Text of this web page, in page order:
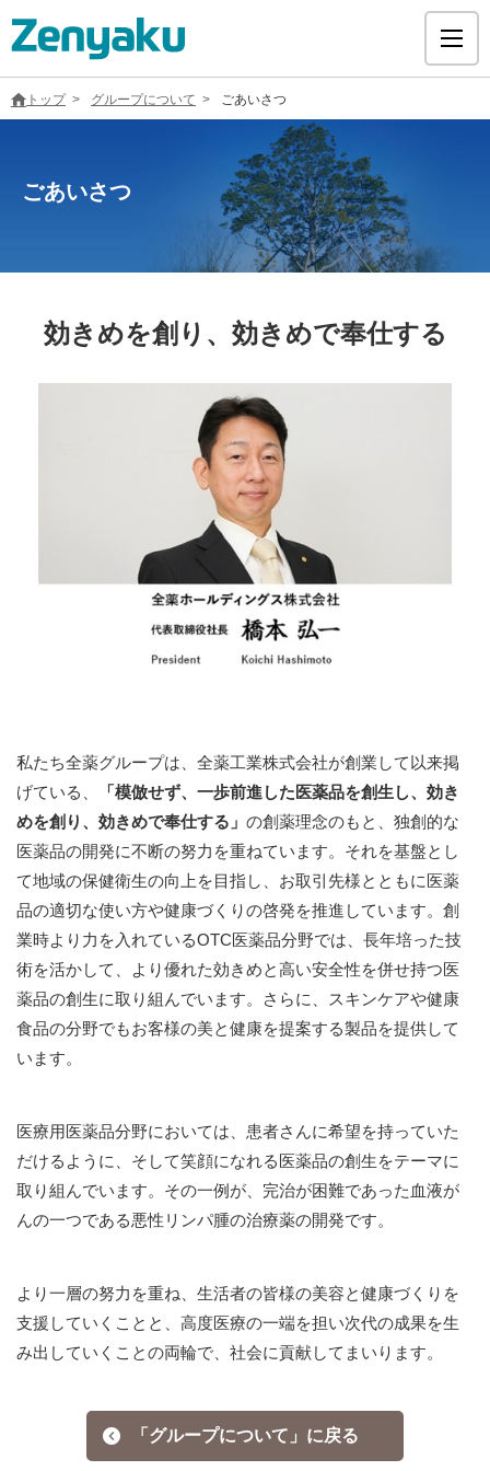
グループについて
サステナビリティ
ヘルスケア
トップ グループについて ごあいさつ
ごあいさつ
効きめを創り、効きめで奉仕する
私たち全薬グループは、全薬工業株式会社が創業して以来掲
げている、
「模倣せず、一歩前進した医薬品を創生し、効き
めを創り、効きめで奉仕する」 の創薬理念のもと、独創的な
医薬品の開発に不断の努力を重ねています。それを基盤とし
て地域の保健衛生の向上を目指し、お取引先様とともに医薬
品の適切な使い方や健康づくりの啓発を推進しています。創
業時より力を入れているOTC医薬品分野では、長年培った技
術を活かして、より優れた効きめと高い安全性を併せ持つ医
薬品の創生に取り組んでいます。さらに、スキンケアや健康
食品の分野でもお客様の美と健康を提案する製品を提供して
います。
医療用医薬品分野においては、患者さんに希望を持っていた
だけるように、そして笑顔になれる医薬品の創生をテーマに
取り組んでいます。その一例が、完治が困難であった血液が
んの一つである悪性リンパ腫の治療薬の開発です。
より一層の努力を重ね、生活者の皆様の美容と健康づくりを
支援していくことと、高度医療の一端を担い次代の成果を生
み出していくことの両輪で、社会に貢献してまいります。
「グループについて」に戻る